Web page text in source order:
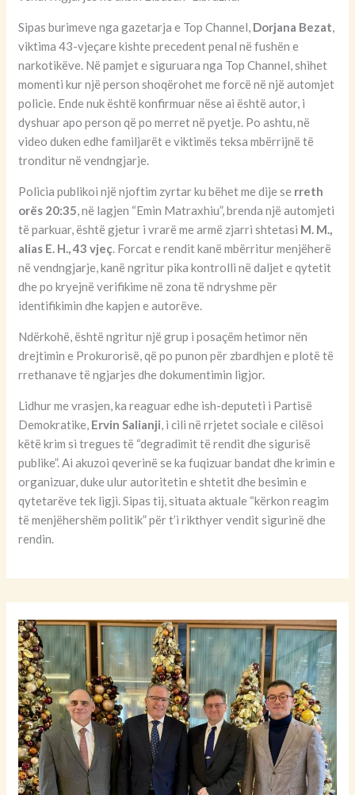
Sipas burimeve nga gazetarja e Top Channel, Dorjana Bezat,
viktima 43-vjeçare kishte precedent penal në fushën e
narkotikëve. Në pamjet e siguruara nga Top Channel, shihet
momenti kur një person shoqërohet me forcë në një automjet
policie. Ende nuk është konfirmuar nëse ai është autor, i
dyshuar apo person që po merret në pyetje. Po ashtu, në
video duken edhe familjarët e viktimës teksa mbërrijnë të
tronditur në vendngjarje.
Policia publikoi një njoftim zyrtar ku bëhet me dije se rreth
orës 20:35, në lagjen “Emin Matraxhiu”, brenda një automjeti
të parkuar, është gjetur i vrarë me armë zjarri shtetasi M. M.,
alias E. H., 43 vjeç. Forcat e rendit kanë mbërritur menjëherë
në vendngjarje, kanë ngritur pika kontrolli në daljet e qytetit
dhe po kryejnë verifikime në zona të ndryshme për
identifikimin dhe kapjen e autorëve.
Ndërkohë, është ngritur një grup i posaçëm hetimor nën
drejtimin e Prokurorisë, që po punon për zbardhjen e plotë të
rrethanave të ngjarjes dhe dokumentimin ligjor.
Lidhur me vrasjen, ka reaguar edhe ish-deputeti i Partisë
Demokratike, Ervin Salianji, i cili në rrjetet sociale e cilësoi
këtë krim si tregues të “degradimit të rendit dhe sigurisë
publike”. Ai akuzoi qeverinë se ka fuqizuar bandat dhe krimin e
organizuar, duke ulur autoritetin e shtetit dhe besimin e
qytetarëve tek ligji. Sipas tij, situata aktuale “kërkon reagim
të menjëhershëm politik” për t’i rikthyer vendit sigurinë dhe
rendin.